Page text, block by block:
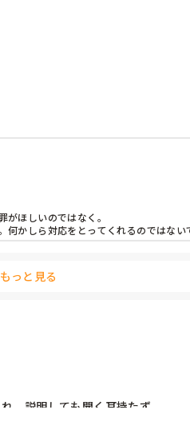
ぎて…〟のようなことを言って
謝ることじゃないよ。〟とおっ
えました。
ほしいのではなく。
っと見る
、説明しても聞く耳持たず。